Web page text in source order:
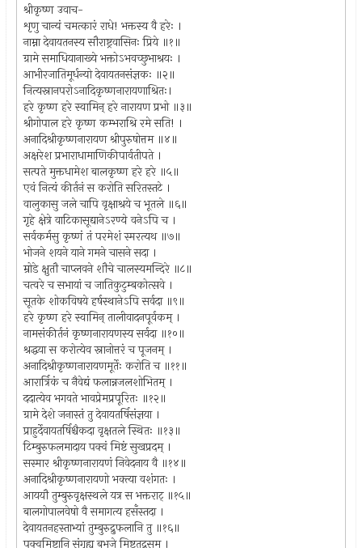
श्रीकृष्ण उवाच-
शृणु चान्यं चमत्कारं राधे! भक्तस्य वै हरेः ।
नाम्ना देवायतनस्य सौराष्ट्रवासिनः प्रिये ॥१॥
ग्रामे समाधियानाख्ये भक्तोऽभवच्छुभाश्रयः ।
आभीरजातिमूर्धन्यो देवायतनसंज्ञकः ॥२॥
नित्यस्नानपरोऽनादिकृष्णनारायणाश्रितः।
हरे कृष्ण हरे स्वामिन् हरे नारायण प्रभो ॥३॥
श्रीगोपाल हरे कृष्ण कम्भराश्रि रमे सति! ।
अनादिश्रीकृष्णनारायण श्रीपुरुषोत्तम ॥४॥
अक्षरेश प्रभाराधामाणिकीपार्वतीपते ।
सत्पते मुक्तधामेश बालकृष्ण हरे हरे ॥५॥
एवं नित्यं कीर्तनं स करोति सरितस्तटे ।
वालुकासु जले चापि वृक्षाश्रये च भूतले ॥६॥
गृहे क्षेत्रे वाटिकासूद्यानेऽरण्ये वनेऽपि च ।
सर्वकर्मसु कृष्णं तं परमेशं स्मरत्यथ ॥७॥
भोजने शयने याने गमने चासने सदा ।
म्रोडे क्षुतौ चाप्लवने शौचे चालस्यमन्दिरे ॥८॥
चत्वरे च सभायां च जातिकुटुम्बकोत्सवे ।
सूतके शोकविषये हर्षस्थानेऽपि सर्वदा ॥९॥
हरे कृष्ण हरे स्वामिन् तालीवादनपूर्वकम् ।
नामसंकीर्तनं कृष्णनारायणस्य सर्वदा ॥१०॥
श्रद्धया स करोत्येव स्नानोत्तरं च पूजनम् ।
अनादिश्रीकृष्णनारायणमूर्तेः करोति च ॥११॥
आरार्त्रिकं च नैवेद्यं फलान्नजलशोभितम् ।
ददात्येव भगवते भावप्रेमप्रपूरितः ॥१२॥
ग्रामे देशे जनास्तं तु देवायतर्षिसंज्ञया ।
प्राहुर्देवायतर्षिश्चैकदा वृक्षतले स्थितः ॥१३॥
टिम्बुरुफलमादाय पक्वं मिष्टं सुखप्रदम् ।
सस्मार श्रीकृष्णनारायणं निवेदनाय वै ॥१४॥
अनादिश्रीकृष्णनारायणो भक्त्या वशंगतः ।
आययौ तुम्बुरुवृक्षस्थले यत्र स भक्तराट् ॥१५॥
बालगोपालवेषो वै समागत्य हसँस्तदा ।
देवायतनहस्ताभ्यां तुम्बुरुद्रुफलानि तु ॥१६॥
पक्वमिष्टानि संगृह्य बुभुजे मिष्टतद्रसम् ।